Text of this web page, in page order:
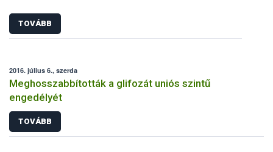
TOVÁBB
2016. július 6., szerda
Meghosszabbították a glifozát uniós szintű
engedélyét
TOVÁBB